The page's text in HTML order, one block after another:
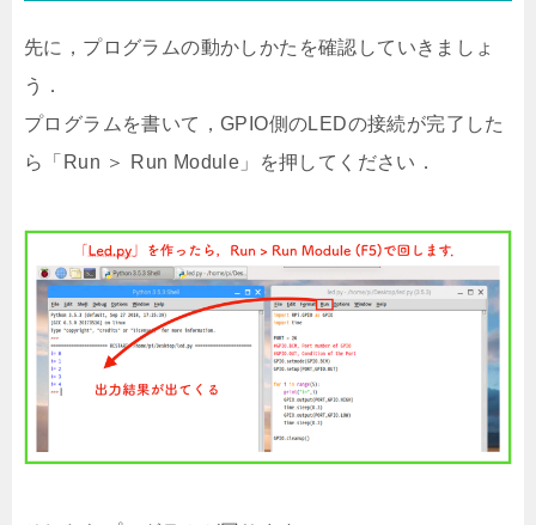
先に，プログラムの動かしかたを確認していきましょ
う．
プログラムを書いて，GPIO側のLEDの接続が完了した
ら「Run ＞ Run Module」を押してください．